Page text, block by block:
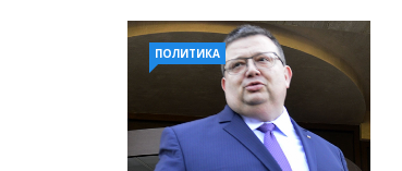
ПОЛИТИКА